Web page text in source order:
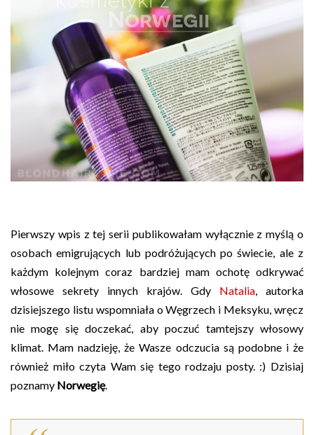
Pierwszy wpis z tej serii publikowałam wyłącznie z myślą o
osobach emigrujących lub podróżujących po świecie, ale z
każdym kolejnym coraz bardziej mam ochotę odkrywać
włosowe sekrety innych krajów. Gdy Natalia, autorka
dzisiejszego listu wspomniała o Węgrzech i Meksyku, wręcz
nie mogę się doczekać, aby poczuć tamtejszy włosowy
klimat. Mam nadzieję, że Wasze odczucia są podobne i że
również miło czyta Wam się tego rodzaju posty. :) Dzisiaj
poznamy Norwegię.